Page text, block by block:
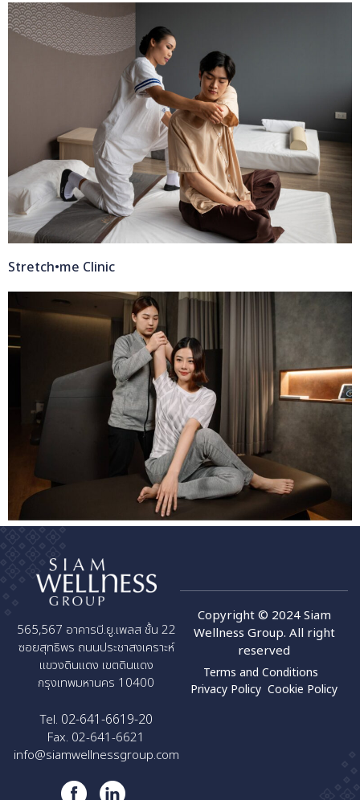
Stretch•me Clinic
565,567 อาคารบี.ยู.เพลส ชั้น 22
ซอยสุทธิพร ถนนประชาสงเคราะห์
แขวงดินแดง เขตดินแดง
กรุงเทพมหานคร 10400
Tel. 02-641-6619-20
Fax. 02-641-6621
info@siamwellnessgroup.com
Copyright © 2024 Siam
Wellness Group. All right
reserved
Terms and Conditions
Privacy Policy Cookie Policy